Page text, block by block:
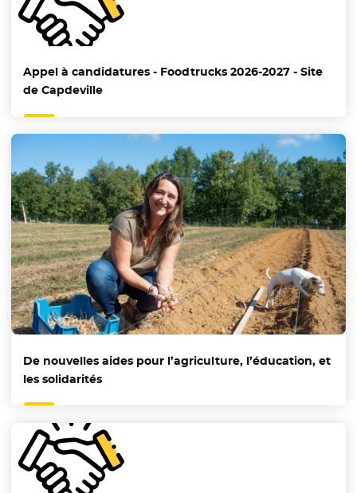
Appel à candidatures - Foodtrucks 2026-2027 - Site
de Capdeville
De nouvelles aides pour l’agriculture, l’éducation, et
les solidarités